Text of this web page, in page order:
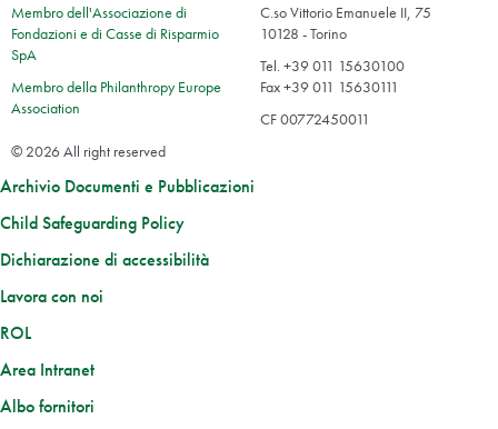
Membro dell'Associazione di
Fondazioni e di Casse di Risparmio
SpA
Membro della Philanthropy Europe
Association
C.so Vittorio Emanuele II, 75
10128 - Torino
Tel. +39 011 15630100
Fax +39 011 15630111
CF 00772450011
© 2026 All right reserved
Archivio Documenti e Pubblicazioni
Child Safeguarding Policy
Dichiarazione di accessibilità
Lavora con noi
ROL
Area Intranet
Albo fornitori